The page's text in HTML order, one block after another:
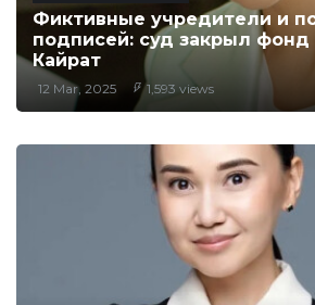
Фиктивные учредители и
подписей: суд закрыл фонд
Кайрат
12 Mar, 2025 1,593 views